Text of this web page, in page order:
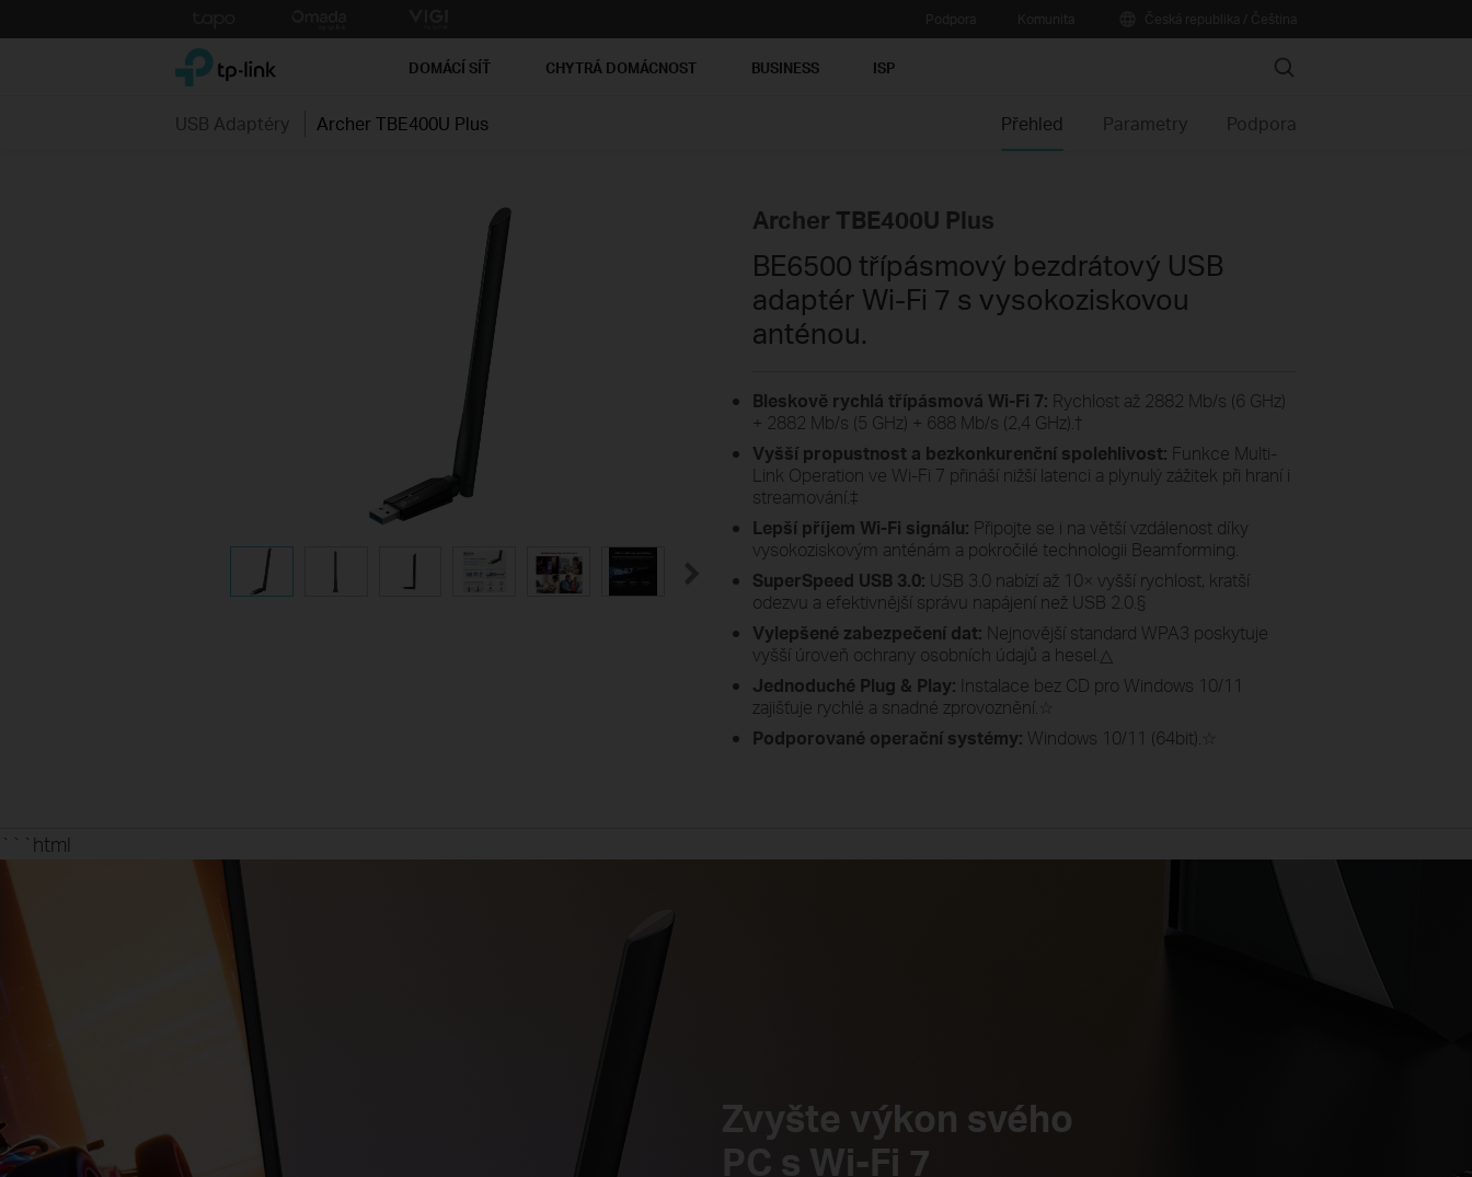
to
TP-Link, Reliably Smart DOMÁCÍ SÍŤ CHYTRÁ DOMÁCNOST BUSINESS ISP Search
USB Adaptéry Archer TBE400U Plus Přehled Parametry Podpora
Archer TBE400U Plus
BE6500 třípásmový bezdrátový USB
adaptér Wi-Fi 7 s vysokoziskovou
anténou.
Bleskově rychlá třípásmová Wi-Fi 7: Rychlost až 2882 Mb/s (6 GHz)
+ 2882 Mb/s (5 GHz) + 688 Mb/s (2,4 GHz). †
Vyšší propustnost a bezkonkurenční spolehlivost: Funkce Multi-
Link Operation ve Wi-Fi 7 přináší nižší latenci a plynulý zážitek při hraní i
streamování. ‡
Lepší příjem Wi-Fi signálu: Připojte se i na větší vzdálenost díky
vysokoziskovým anténám a pokročilé technologii Beamforming.
SuperSpeed USB 3.0: USB 3.0 nabízí až 10× vyšší rychlost, kratší
odezvu a efektivnější správu napájení než USB 2.0. §
Vylepšené zabezpečení dat: Nejnovější standard WPA3 poskytuje
vyšší úroveň ochrany osobních údajů a hesel. △
Jednoduché Plug & Play: Instalace bez CD pro Windows 10/11
zajišťuje rychlé a snadné zprovoznění.
Podporované operační systémy: Windows 10/11 (64bit).
```html
Zvyšte výkon svého
PC s Wi-Fi 7